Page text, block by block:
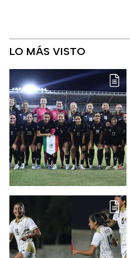
LO MÁS VISTO